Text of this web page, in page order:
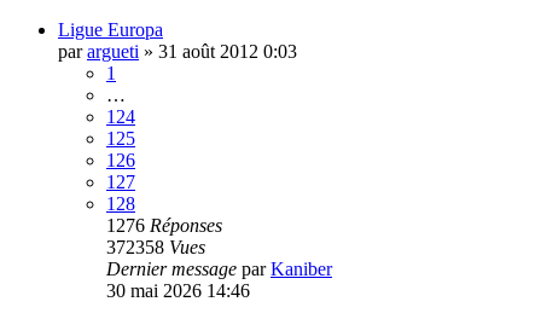
Ligue Europa
parargueti » 31 août 2012 0:03
1
…
124
125
126
127
128
1276 Réponses
372358 Vues
Dernier message parKaniber
30 mai 2026 14:46